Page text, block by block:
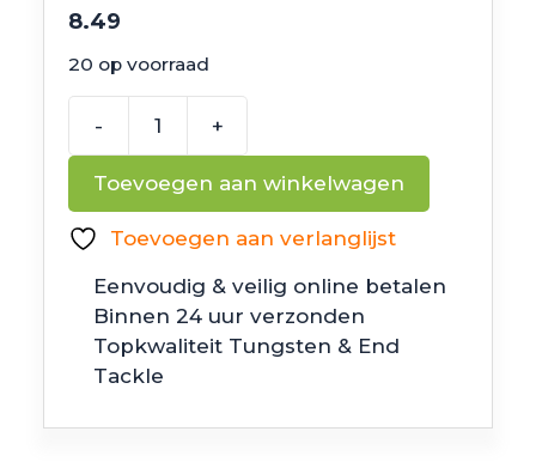
8.49
20 op voorraad
-
Skinny
Weights
aantal
+
Toevoegen aan winkelwagen
Toevoegen aan verlanglijst
Eenvoudig & veilig online betalen
Binnen 24 uur verzonden
Topkwaliteit Tungsten & End
Tackle